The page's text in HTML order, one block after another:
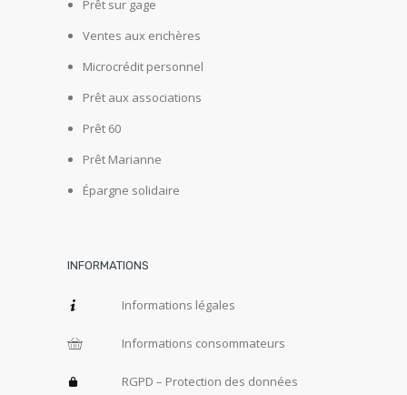
Prêt sur gage
Ventes aux enchères
Microcrédit personnel
Prêt aux associations
Prêt 60
Prêt Marianne
Épargne solidaire
INFORMATIONS
Informations légales
Informations consommateurs
RGPD – Protection des données